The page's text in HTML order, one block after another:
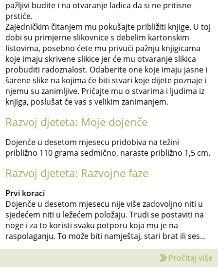
pažljivi budite i na otvaranje ladica da si ne pritisne
prstiće.
Zajedničkim čitanjem mu pokušajte približiti knjige. U toj
dobi su primjerne slikovnice s debelim kartonskim
listovima, posebno ćete mu privući pažnju knjigicama
koje imaju skrivene slikice jer će mu otvaranje slikica
probuditi radoznalost. Odaberite one koje imaju jasne i
šarene slike na kojima će biti stvari koje dijete poznaje i
njemu su zanimljive. Pričajte mu o stvarima i ljudima iz
knjiga, poslušat će vas s velikim zanimanjem.
Razvoj djeteta: Moje dojenče
Dojenče u desetom mjesecu pridobiva na težini
približno 110 grama sedmično, naraste približno 1,5 cm.
Razvoj djeteta: Razvojne faze
Prvi koraci
Dojenče u desetom mjesecu nije više zadovoljno niti u
sjedećem niti u ležećem položaju. Trudi se postaviti na
noge i za to koristi svaku potporu koja mu je na
raspolaganju. To može biti namještaj, stari brat ili ses...
Pročitaj više